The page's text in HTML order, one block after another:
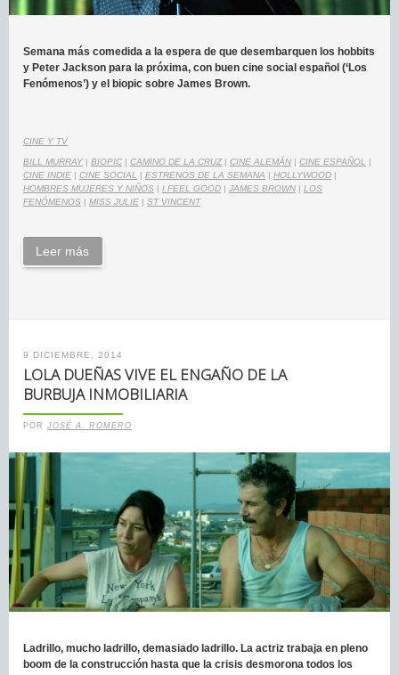
Semana más comedida a la espera de que desembarquen los hobbits
y Peter Jackson para la próxima, con buen cine social español (‘Los
Fenómenos’) y el biopic sobre James Brown.
CINE Y TV
BILL MURRAY | BIOPIC | CAMINO DE LA CRUZ| CINE ALEMÁN | CINE ESPAÑOL
|
CINE INDIE | CINE SOCIAL | ESTRENOS DE LA SEMANA | HOLLYWOOD |
HOMBRES MUJERES Y NIÑOS | I FEEL GOOD | JAMES BROWN | LOS
FENÓMENOS | MISS JULIE | ST VINCENT
Leer más
9 DICIEMBRE, 2014
LOLA DUEÑAS VIVE EL ENGAÑO DE LA
BURBUJA INMOBILIARIA
POR JOSÉ A. ROMERO
Ladrillo, mucho ladrillo, demasiado ladrillo. La actriz trabaja en pleno
boom de la construcción hasta que la crisis desmorona todos los